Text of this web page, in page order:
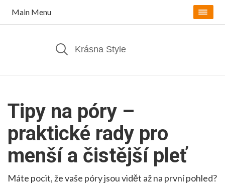
Main Menu
Tipy na póry –
praktické rady pro
menší a čistější pleť
Máte pocit, že vaše póry jsou vidět až na první pohled?